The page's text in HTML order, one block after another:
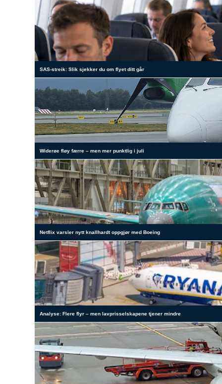
SAS-streik: Slik sjekker du om flyet ditt går
Widerøe fløy færre – men mer punktlig i juli
Netflix varsler nytt knallhardt oppgjør med Boeing
Analyse: Flere flyr – men lavprisselskapene tjener mindre